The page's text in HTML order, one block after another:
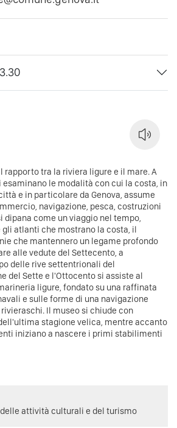
rapporto tra la riviera ligure e il mare. A
le modalità con cui la costa, in
e in particolare da Genova, assume
navigazione, pesca, costruzioni
dipana come un viaggio nel tempo,
atlanti che mostrano la costa, il
che mantennero un legame profondo
alle vedute del Settecento, a
delle rive settentrionali del
del Sette e l'Ottocento si assiste al
ligure, fondato su una raffinata
e sulle forme di una navigazione
Il museo si chiude con
stagione velica, mentre accanto
iniziano a nascere i primi stabilimenti
attività culturali e del turismo